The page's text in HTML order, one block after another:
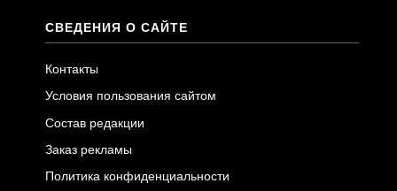
СВЕДЕНИЯ О САЙТЕ
Контакты
Условия пользования сайтом
Состав редакции
Заказ рекламы
Политика конфиденциальности